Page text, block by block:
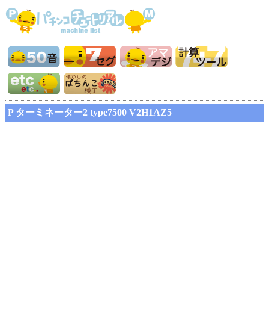
P ターミネーター2 type7500 V2H1AZ5